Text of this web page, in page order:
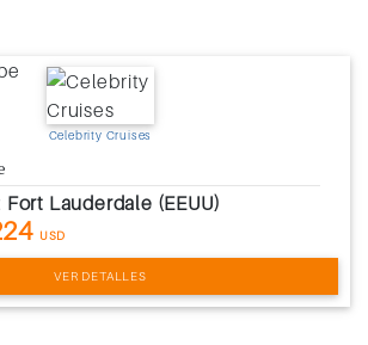
Celebrity Cruises
Fort Lauderdale (EEUU)
USD
VER DETALLES